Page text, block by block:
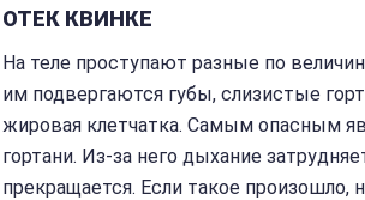
ОТЕК КВИНКЕ
На теле проступают разные по
им подвергаются губы, слизистые
жировая клетчатка. Самым опасным
гортани. Из-за него дыхание
прекращается. Если такое произошло,